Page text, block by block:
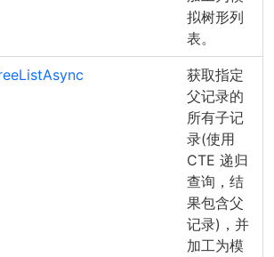
拟树形列
表。
获取指定
父记录的
所有子记
录(使用
CTE 递归
查询，结
果包含父
记录)，并
加工为模